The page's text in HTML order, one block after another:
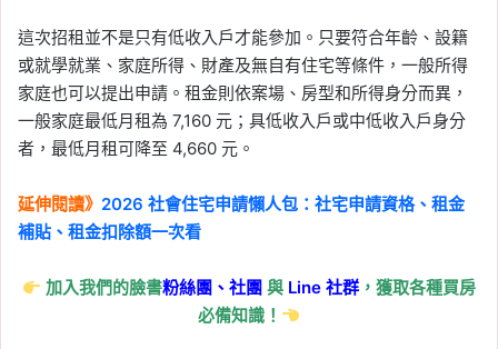
這次招租並不是只有低收入戶才能參加。只要符合年齡、設籍
或就學就業、家庭所得、財產及無自有住宅等條件，一般所得
家庭也可以提出申請。租金則依案場、房型和所得身分而異，
一般家庭最低月租為 7,160 元；具低收入戶或中低收入戶身分
者，最低月租可降至 4,660 元。
延伸閱讀》 2026 社會住宅申請懶人包：社宅申請資格、租金
補貼、租金扣除額一次看
加入我們的臉書粉絲團、社團與 Line社群 ，獲取各種買房
必備知識！